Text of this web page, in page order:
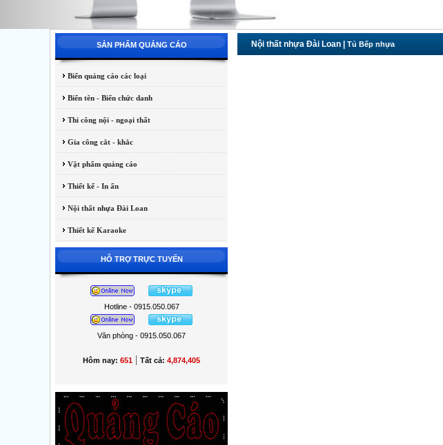
SẢN PHẨM QUẢNG CÁO
Biển quảng cáo các loại
Biển tên - Biển chức danh
Thi công nội - ngoại thất
Gia công cắt - khắc
Vật phẩm quảng cáo
Thiết kế - In ấn
Nội thất nhựa Đài Loan
Thiết kế Karaoke
HỖ TRỢ TRỰC TUYẾN
Hotline - 0915.050.067
Văn phòng - 0915.050.067
Hôm nay: 651 | Tất cả: 4,874,405
Nội thất nhựa Đài Loan Tủ Bếp nhựa